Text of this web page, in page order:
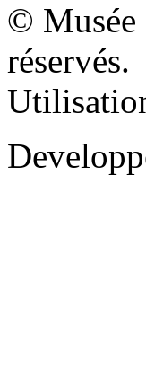
© Musée
réservés.